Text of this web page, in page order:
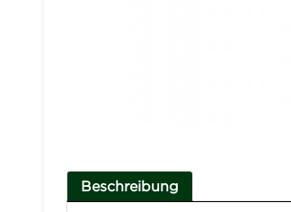
Beschreibung